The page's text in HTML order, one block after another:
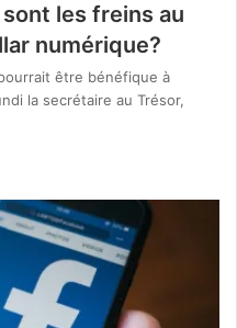
les freins au
numérique?
être bénéfique à
la secrétaire au Trésor,